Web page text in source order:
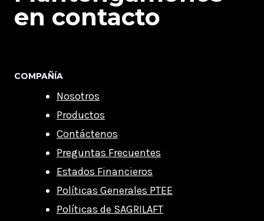
en contacto
COMPAÑÍA
Nosotros
Productos
Contáctenos
Preguntas Frecuentes
Estados Financieros
Políticas Generales PTEE
Políticas de SAGRILAFT